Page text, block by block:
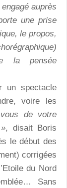
auprès
une prise
le propos,
la pensée
un spectacle
voire les
de votre
, disait Boris
le début des
corrigées
du Nord
Sans